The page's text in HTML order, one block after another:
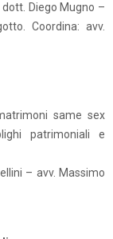
Diego Mugno –
Coordina: avv.
same sex
patrimoniali e
– avv. Massimo